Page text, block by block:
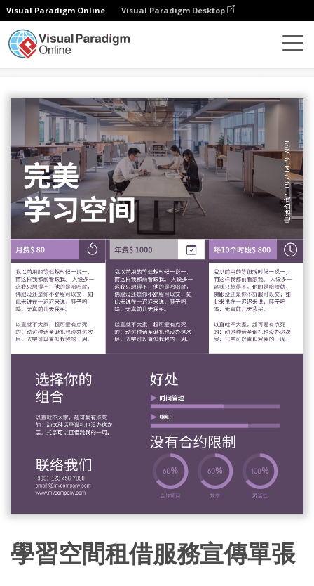
Visual Paradigm Online Visual Paradigm Desktop
學習空間租借服務宣傳單張